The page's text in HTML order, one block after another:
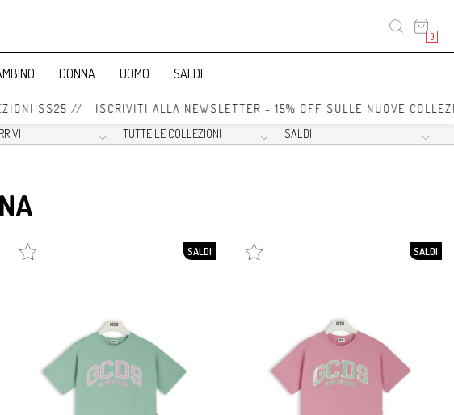
0
DONNA UOMO SALDI
SS25 // ISCRIVITI ALLA NEWSLETTER - 15% OFF SULLE NUOVE
SALDI SALDI